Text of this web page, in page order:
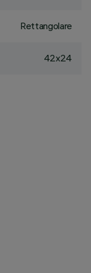
Rettangolare
42x24